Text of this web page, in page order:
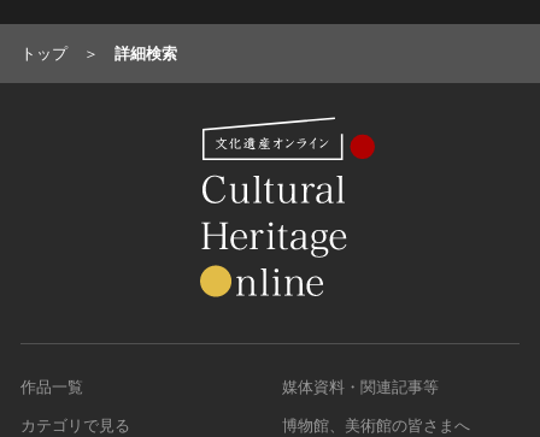
トップ 詳細検索
作品一覧
カテゴリで見る
媒体資料・関連記事等
博物館、美術館の皆さまへ